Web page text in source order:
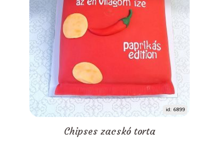
id: 6899
Chipses zacskó torta